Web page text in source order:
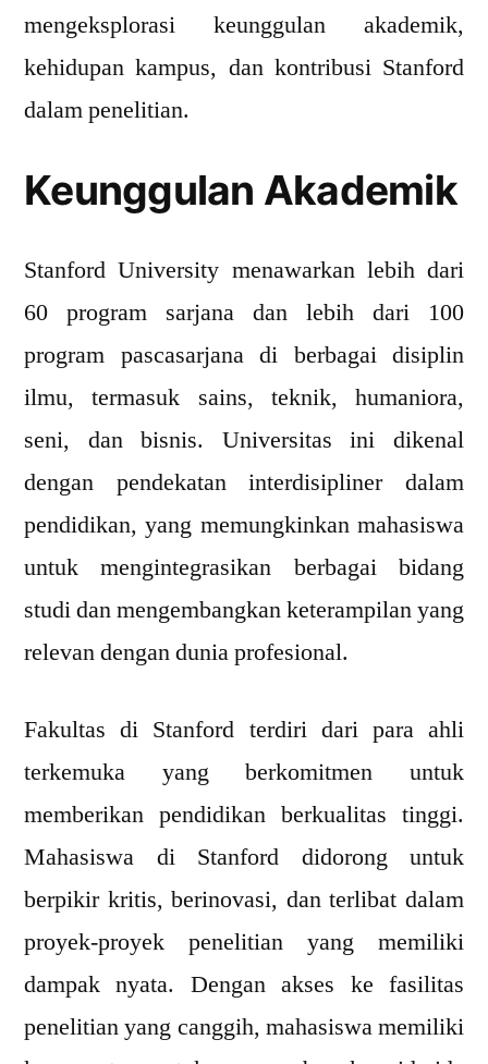
mengeksplorasi keunggulan akademik,
kehidupan kampus, dan kontribusi Stanford
dalam penelitian.
Keunggulan Akademik
Stanford University menawarkan lebih dari
60 program sarjana dan lebih dari 100
program pascasarjana di berbagai disiplin
ilmu, termasuk sains, teknik, humaniora,
seni, dan bisnis. Universitas ini dikenal
dengan pendekatan interdisipliner dalam
pendidikan, yang memungkinkan mahasiswa
untuk mengintegrasikan berbagai bidang
studi dan mengembangkan keterampilan yang
relevan dengan dunia profesional.
Fakultas di Stanford terdiri dari para ahli
terkemuka yang berkomitmen untuk
memberikan pendidikan berkualitas tinggi.
Mahasiswa di Stanford didorong untuk
berpikir kritis, berinovasi, dan terlibat dalam
proyek-proyek penelitian yang memiliki
dampak nyata. Dengan akses ke fasilitas
penelitian yang canggih, mahasiswa memiliki